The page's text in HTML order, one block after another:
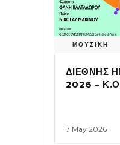
ΜΟΥΣΙΚΗ
ΔΙΕΘΝΗΣ
2026 –
7 May 2026